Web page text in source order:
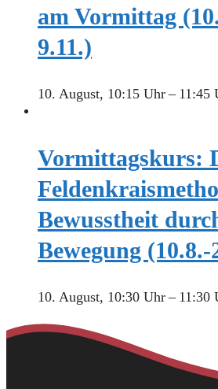
am Vormittag
9.11.)
10. August, 10:15 Uhr– 11:45
Vormittagskurs:
Bewusstheit
Bewegung (10.8.-
10. August, 10:30 Uhr– 11:30